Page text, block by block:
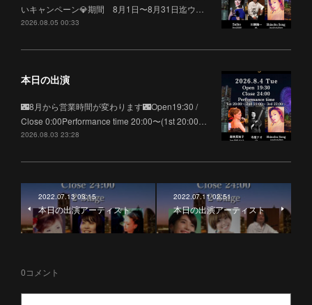
いキャンペーン💎期間 8月1日〜8月31日迄ウ…
2026.08.05 00:33
本日の出演
🌃8月から営業時間が変わります🌃Open19:30 /
Close 0:00Performance time 20:00〜(1st 20:00…
2026.08.03 23:28
2022.07.13 03:15
本日の出演アーティスト
2022.07.11 02:51
本日の出演アーティスト
0コメント